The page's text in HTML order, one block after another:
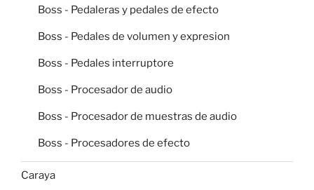
Boss - Pedaleras y pedales de efecto
Boss - Pedales de volumen y expresion
Boss - Pedales interruptore
Boss - Procesador de audio
Boss - Procesador de muestras de audio
Boss - Procesadores de efecto
Caraya